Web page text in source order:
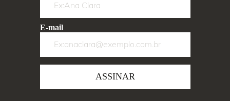
E-mail
ASSINAR